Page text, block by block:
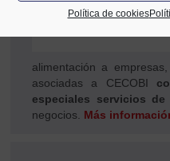
Política de cookies
alimentación a
asociadas a CECOBI
especiales servicios
negocios. Más